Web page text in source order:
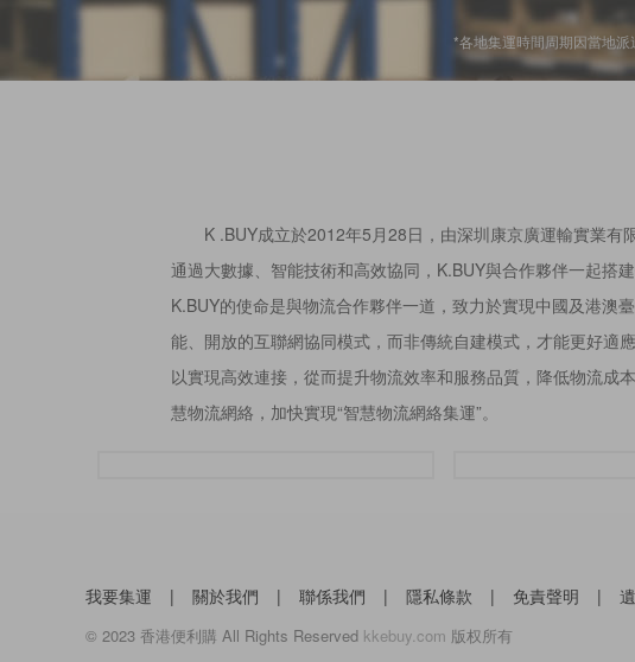
*各地集運時間周期因當地
K .BUY成立於2012年5月28日，由深圳康京廣運輸實業有
通過大數據、智能技術和高效協同，K.BUY與合作夥伴一起搭
K.BUY的使命是與物流合作夥伴一道，致力於實現中國及港澳
能、開放的互聯網協同模式，而非傳統自建模式，才能更好適
以實現高效連接，從而提升物流效率和服務品質，降低物流成
慧物流網絡，加快實現“智慧物流網絡集運”。
我要集運 | 關於我們 | 聯係我們 | 隱私條款 | 免責聲明 |
© 2023 香港便利購 All Rights Reserved kkebuy.com 版权所有